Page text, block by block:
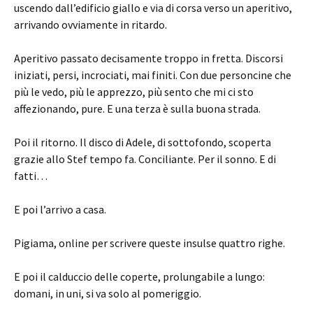
uscendo dall’edificio giallo e via di corsa verso un aperitivo,
arrivando ovviamente in ritardo.
Aperitivo passato decisamente troppo in fretta. Discorsi
iniziati, persi, incrociati, mai finiti. Con due personcine che
più le vedo, più le apprezzo, più sento che mi ci sto
affezionando, pure. E una terza è sulla buona strada.
Poi il ritorno. Il disco di Adele, di sottofondo, scoperta
grazie allo Stef tempo fa. Conciliante. Per il sonno. E di
fatti…
E poi l’arrivo a casa.
Pigiama, online per scrivere queste insulse quattro righe.
E poi il calduccio delle coperte, prolungabile a lungo:
domani, in uni, si va solo al pomeriggio.